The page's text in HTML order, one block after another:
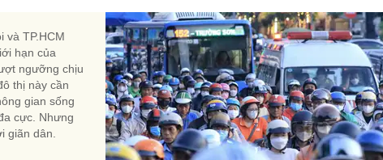
và TP.HCM
hạn của
ngưỡng chịu
thị này cần
gian sống
cực. Nhưng
giãn dân.